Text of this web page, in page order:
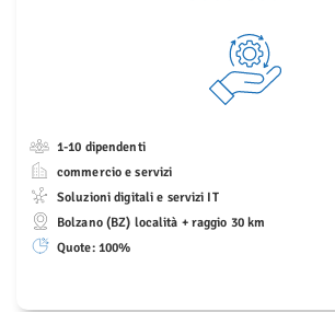
1-10 dipendenti
commercio e servizi
Soluzioni digitali e servizi IT
Bolzano (BZ) località + raggio 30 km
Quote:100%